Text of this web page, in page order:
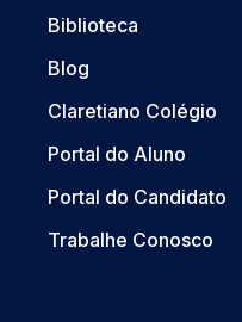
Biblioteca
Blog
Claretiano Colégio
Portal do Aluno
Portal do Candidato
Trabalhe Conosco